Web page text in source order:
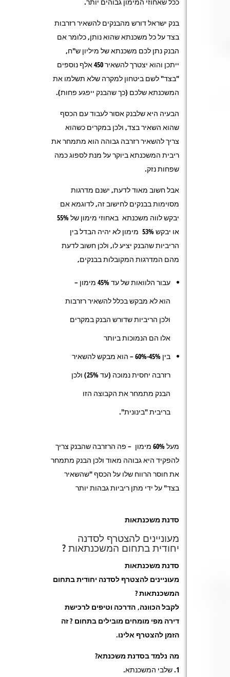
בנק ישראל דורש מהבנקים להשאיר רזרבות
בצד על כל משכנתא שהוא נותן, כלומר אם
הבנק נתן לכם משכנתא של מיליון ש"ח,
ייתכן והוא יצטרך להשאיר 450 אלף נוספים
"בצד" לשם ביטחון למקרה שלא תשלמו את
המשכנתא שלכם (כך שהבנק ייפגע פחות).
הבעיה היא שלבנק אסור לעבוד עם הכסף
שהוא השאיר בצד, ולכן במקרים כשהוא
צריך להשאיר רזרבה גבוהה הוא מתמחר את
ריבית המשכנתא ביוקר על מנת לספוג כמה
שפחות נזק.
אבל חשוב מאוד לדעת, ישנם מדרגות
מסוימות בבנקים לחישוב זה, לדוגמא אם
יבקש לווה משכנתא באחוזי מימון של 55%
או יבקש 53% מימון לא יהיה הבדל בין
הריביות שהבנק יציע לו, ולכן חשוב לדעת
מהם המדרגות המקובלות בבנקים,
עבור הלוואות של עד 45% מימון –
הוא לא מבקש בכלל להשאיר רזרבות
ולכן הריביות שדורש הבנק במקרים
אלו הם הנמוכות ביותר
בין 45%-60% – הוא מבקש להשאיר
רזרבה יחסית נמוכה (עד 25%) ולכן
הבנק מתמחר את הקבוצה הזו
בריבית "בינונית".
מעל 60% מימון – פה הרזרבה שהבנק צריך
להפקיד היא גבוהה מאוד ולכן הבנק מתמחר
את חוסר הרווח שלו על הכסף "שהשאיר
בצד" על ידי מתן ריביות גבהות יותר
סדנת משכנתאות
מעוניינים להצטרף לסדנה
יחודית בתחום המשכנתאות ?
סדנת משכנתאות
מעוניינים להצטרף לסדנה יחודית בתחום
המשכנתאות ?
לקבל הכוונה, הדרכה וטיפים לרכישת
דירה מפי מומחים מובילים בתחום ? זה
הזמן להצטרף אלינו.
מה נלמד בסדנת משכנתא?
1. שלבי המשכנתא.